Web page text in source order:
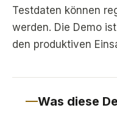
Testdaten können
werden. Die Demo
den produktiven
Was diese